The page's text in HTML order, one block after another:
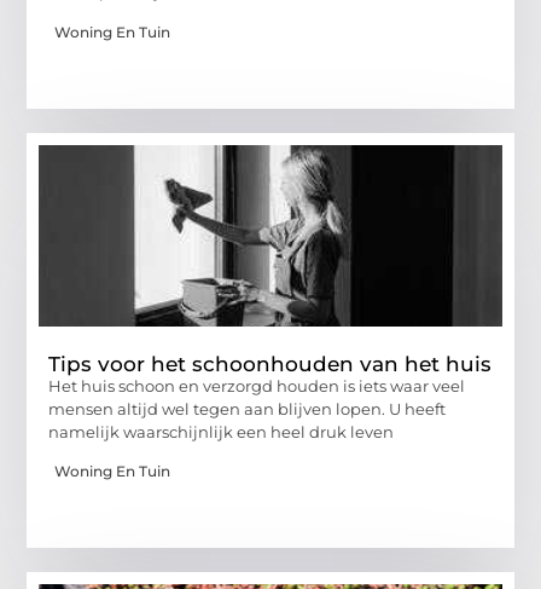
Woning En Tuin
Tips voor het schoonhouden van het huis
Het huis schoon en verzorgd houden is iets waar veel
mensen altijd wel tegen aan blijven lopen. U heeft
namelijk waarschijnlijk een heel druk leven
Woning En Tuin